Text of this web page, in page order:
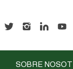
SOBRE